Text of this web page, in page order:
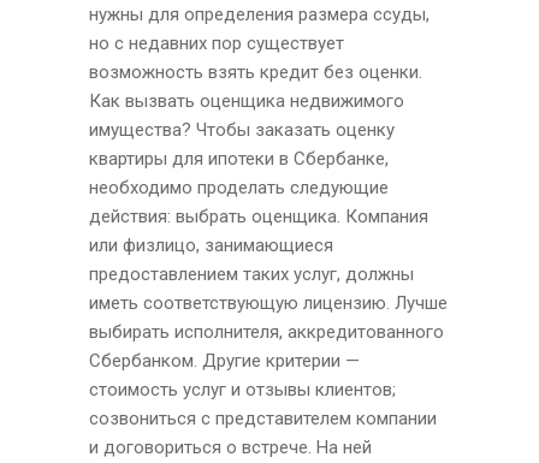
нужны для определения размера ссуды,
но с недавних пор существует
возможность взять кредит без оценки.
Как вызвать оценщика недвижимого
имущества? Чтобы заказать оценку
квартиры для ипотеки в Сбербанке,
необходимо проделать следующие
действия: выбрать оценщика. Компания
или физлицо, занимающиеся
предоставлением таких услуг, должны
иметь соответствующую лицензию. Лучше
выбирать исполнителя, аккредитованного
Сбербанком. Другие критерии —
стоимость услуг и отзывы клиентов;
созвониться с представителем компании
и договориться о встрече. На ней